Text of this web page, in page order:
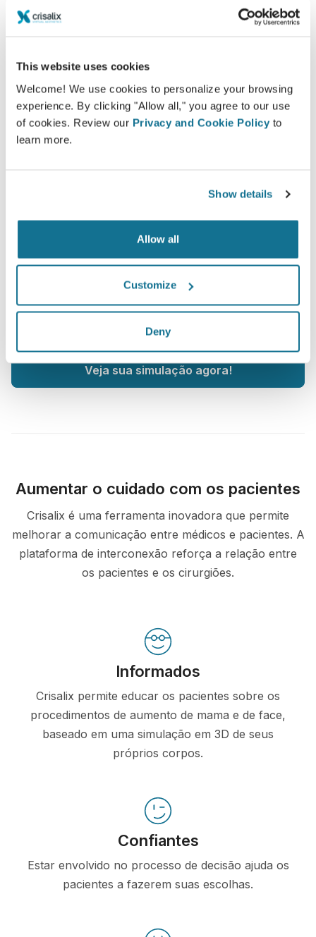
This website uses cookies
Welcome! We use cookies to personalize your browsing
experience. By clicking "Allow all," you agree to our use
of cookies. Review our Privacy and Cookie Policy to
learn more.
Show details
Allow all
Customize
Deny
detalhadas por parte de Dr Dr. Ioannis Dalianoudis
Consulta facial 3D
Consulta de mama 3D
Consulta de corpo 3D
Veja sua simulação agora!
Aumentar o cuidado com os pacientes
Crisalix é uma ferramenta inovadora que permite
melhorar a comunicação entre médicos e pacientes. A
plataforma de interconexão reforça a relação entre
os pacientes e os cirurgiões.
Informados
Crisalix permite educar os pacientes sobre os
procedimentos de aumento de mama e de face,
baseado em uma simulação em 3D de seus
próprios corpos.
Confiantes
Estar envolvido no processo de decisão ajuda os
pacientes a fazerem suas escolhas.